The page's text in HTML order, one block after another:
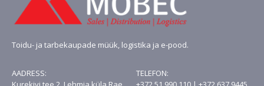
Toidu- ja tarbekaupade müük, logistika ja e-pood.
AADRESS:
TELEFON: